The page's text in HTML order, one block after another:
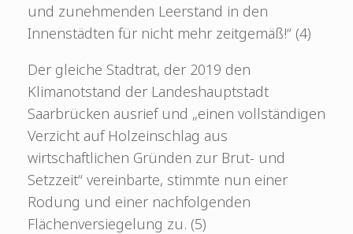
und zunehmenden Leerstand in den
Innenstädten für nicht mehr zeitgemäß!“ (4)
Der gleiche Stadtrat, der 2019 den
Klimanotstand der Landeshauptstadt
Saarbrücken ausrief und „einen vollständigen
Verzicht auf Holzeinschlag aus
wirtschaftlichen Gründen zur Brut- und
Setzzeit“ vereinbarte, stimmte nun einer
Rodung und einer nachfolgenden
Flächenversiegelung zu. (5)